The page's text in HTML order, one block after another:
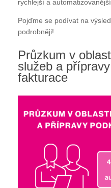
rychlejší a
Pojďme se podívat na
podrobněji!
Průzkum v
služeb a
fakturace